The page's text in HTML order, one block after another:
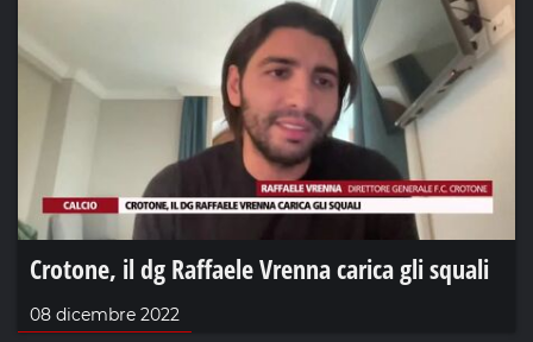
Crotone, il dg Raffaele Vrenna carica gli squali
08 dicembre 2022